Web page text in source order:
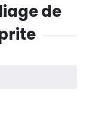
de